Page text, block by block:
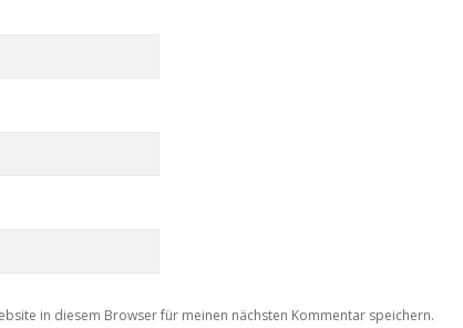
in diesem Browser für meinen nächsten Kommentar speichern.